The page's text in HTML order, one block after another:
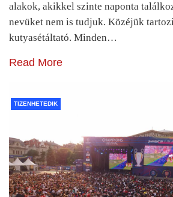
alakok, akikkel szinte naponta
nevüket nem is tudjuk. Közéjük
kutyasétáltató. Minden…
Read More
TIZENHETEDIK